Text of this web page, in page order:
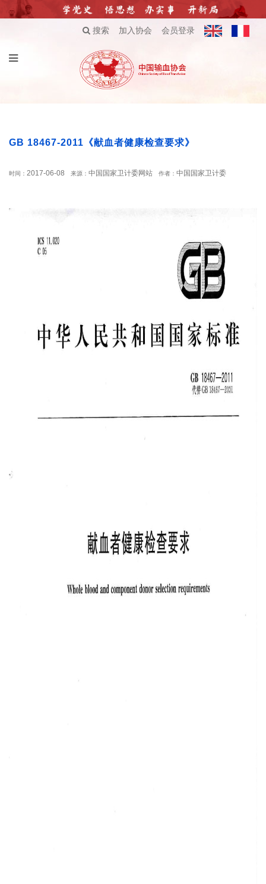
搜索 加入协会 会员登录
GB 18467-2011《献血者健康检查要求》
时间： 2017-06-08 来源： 中国国家卫计委网站 作者： 中国国家卫计委